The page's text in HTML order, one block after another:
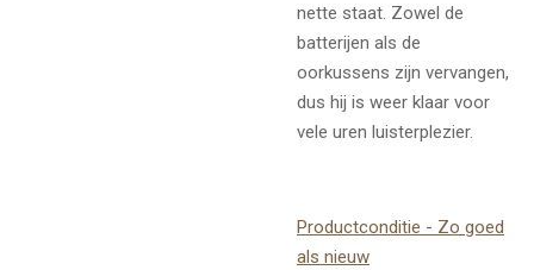
nette staat. Zowel de
batterijen als de
oorkussens zijn vervangen,
dus hij is weer klaar voor
vele uren luisterplezier.
Productconditie - Zo goed
als nieuw